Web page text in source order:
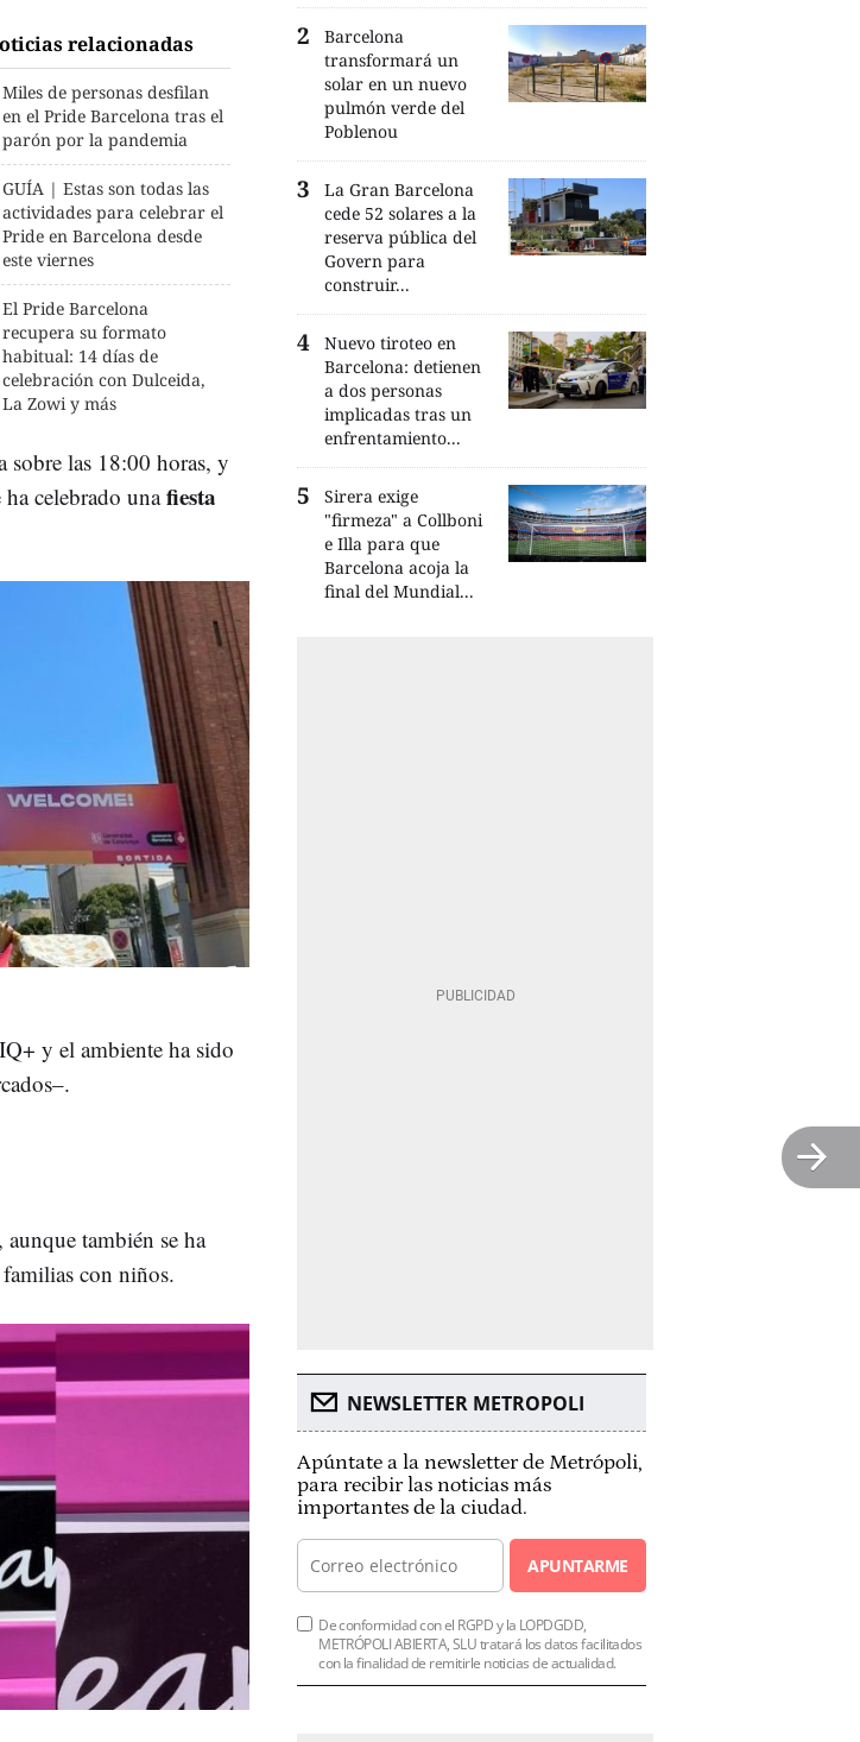
relacionadas
Miles de personas desfilan
en el Pride Barcelona tras el
parón por la pandemia
GUÍA | Estas son todas las
actividades para celebrar el
Pride en Barcelona desde
este viernes
El Pride Barcelona
recupera su formato
habitual: 14 días de
celebración con Dulceida,
La Zowi y más
sobre las 18:00 horas, y
ha celebrado unafiesta
y el ambiente ha sido
también se ha
con niños.
Barcelona
transformará un
solar en un nuevo
pulmón verde del
Poblenou
La Gran Barcelona
cede 52 solares a la
reserva pública del
Govern para
construir...
Nuevo tiroteo en
Barcelona: detienen
a dos personas
implicadas tras un
enfrentamiento...
Sirera exige
"firmeza" a Collboni
e Illa para que
Barcelona acoja la
final del Mundial...
NEWSLETTER METROPOLI
Apúntate a la newsletter de Metrópoli,
para recibir las noticias más
importantes de la ciudad.
APUNTARME
De conformidad con el RGPD y la LOPDGDD,
METRÓPOLI ABIERTA, SLU tratará los datos facilitados
con la finalidad de remitirle noticias de actualidad.